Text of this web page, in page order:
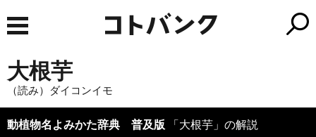
大根芋
（読み）ダイコンイモ
動植物名よみかた辞典 普及版 「大根芋」の解説